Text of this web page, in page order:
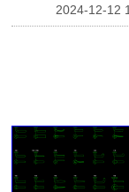
2024-12-12